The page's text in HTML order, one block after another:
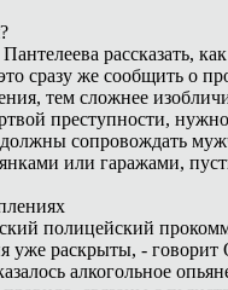
рассказать,
сразу же сообщить о
тем сложнее
преступности,
сопровождать
или гаражами,
полицейский
уже раскрыты, - говорит
алкогольное